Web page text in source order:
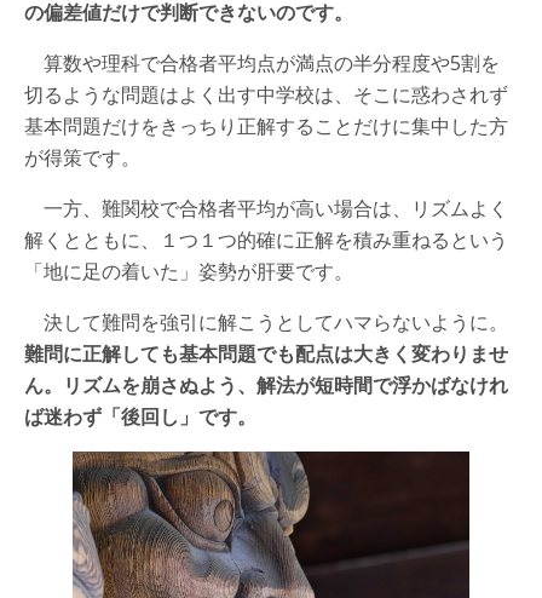
の偏差値だけで判断できないのです。
算数や理科で合格者平均点が満点の半分程度や5割を
切るような問題はよく出す中学校は、そこに惑わされず
基本問題だけをきっちり正解することだけに集中した方
が得策です。
一方、難関校で合格者平均が高い場合は、リズムよく
解くとともに、１つ１つ的確に正解を積み重ねるという
「地に足の着いた」姿勢が肝要です。
決して難問を強引に解こうとしてハマらないように。
難問に正解しても基本問題でも配点は大きく変わりませ
ん。リズムを崩さぬよう、解法が短時間で浮かばなけれ
ば迷わず「後回し」です。